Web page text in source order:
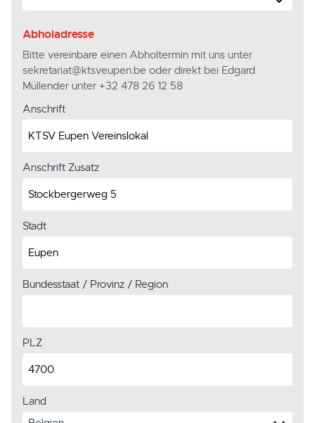
Abholadresse
Bitte vereinbare einen Abholtermin mit uns unter
sekretariat@ktsveupen.be oder direkt bei Edgard
Müllender unter +32 478 26 12 58
Anschrift
Anschrift Zusatz
Stadt
Bundesstaat / Provinz / Region
PLZ
Land